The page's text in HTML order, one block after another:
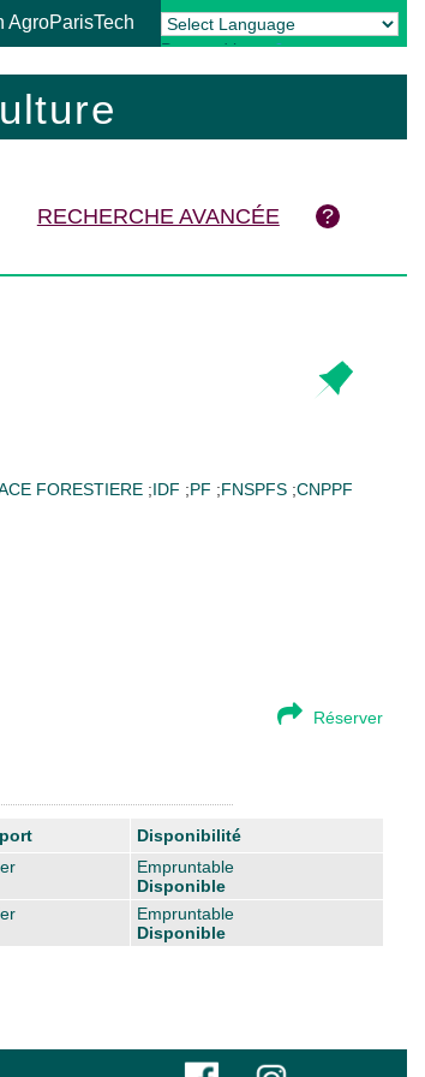
AgroParisTech
Powered by Translate
RECHERCHE AVANCÉE
FORESTIERE ;IDF ;PF ;FNSPFS ;CNPPF
Réserver
Disponibilité
Empruntable
Disponible
Empruntable
Disponible